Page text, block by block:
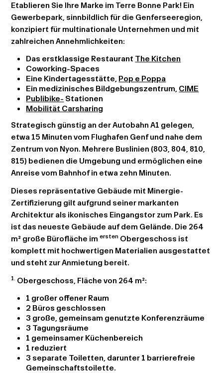
Etablieren Sie Ihre Marke im Terre Bonne Park! Ein
Gewerbepark, sinnbildlich für die Genferseeregion,
konzipiert für multinationale Unternehmen und mit
zahlreichen Annehmlichkeiten:
Das erstklassige Restaurant The Kitchen
Coworking-Spaces
Eine Kindertagesstätte, Pop e Poppa
Ein medizinisches Bildgebungszentrum, CIME
Publibike- Stationen
Mobilität Carsharing
Strategisch günstig an der Autobahn A1 gelegen,
etwa 15 Minuten vom Flughafen Genf und nahe dem
Zentrum von Nyon. Mehrere Buslinien (803, 804, 810,
815) bedienen die Umgebung und ermöglichen eine
Anreise vom Bahnhof in etwa zehn Minuten.
Dieses repräsentative Gebäude mit Minergie-
Zertifizierung gilt aufgrund seiner markanten
Architektur als ikonisches Eingangstor zum Park. Es
ist das neueste Gebäude auf dem Gelände. Die 264
m² große Bürofläche imersten Obergeschoss ist
komplett mit hochwertigen Materialien ausgestattet
und steht zur Anmietung bereit.
1. Obergeschoss, Fläche von 264 m²:
1 großer offener Raum
2 Büros geschlossen
3 große, gemeinsam genutzte Konferenzräume
3 Tagungsräume
1 gemeinsamer Küchenbereich
1 reduziert
3 separate Toiletten, darunter 1 barrierefreie
Gemeinschaftstoilette.